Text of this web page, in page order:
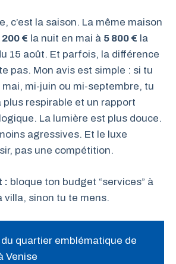
c’est la saison. La même maison
200 € la nuit en mai à 5 800 € la
15 août. Et parfois, la différence
pas. Mon avis est simple : si tu
mi-juin ou mi-septembre, tu
plus respirable et un rapport
La lumière est plus douce.
agressives. Et le luxe
pas une compétition.
: bloque ton budget “services” à
villa, sinon tu te mens.
quartier emblématique de
Venise